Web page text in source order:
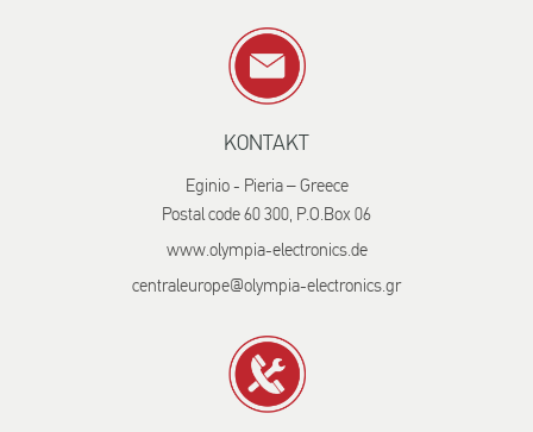
KONTAKT
Eginio - Pieria – Greece
Postal code 60 300, P.O.Box 06
www.olympia-electronics.de
centraleurope@olympia-electronics.gr